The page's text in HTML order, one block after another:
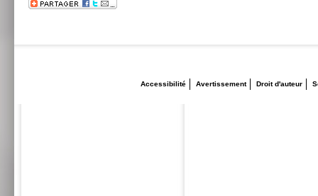
Accessibilité Avertissement Droit d'auteur